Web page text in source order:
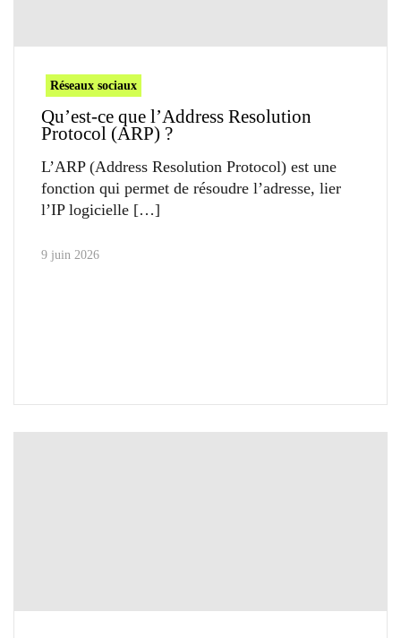
Réseaux sociaux
Qu’est-ce que l’Address Resolution
Protocol (ARP) ?
L’ARP (Address Resolution Protocol) est une
fonction qui permet de résoudre l’adresse, lier
l’IP logicielle
9 juin 2026